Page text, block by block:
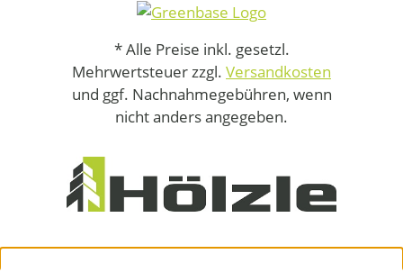
* Alle Preise inkl. gesetzl.
Mehrwertsteuer zzgl. Versandkosten
und ggf. Nachnahmegebühren, wenn
nicht anders angegeben.